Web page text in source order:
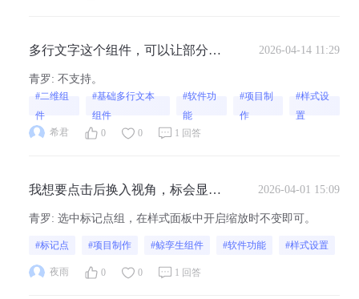
多行文字这个组件，可以让部分文
2026-04-14 11:29
青罗: 不支持。
#二维组
件
#基础多行文本
组件
#软件功
能
#项目制
作
#样式设
置
希君
0 0 1 回答
我想要点击后换入视角，标会显示
2026-04-01 15:09
青罗: 选中标记点组，在样式面板中开启缩放时不变即可。
#标记点 #项目制作 #鲸孪生组件 #软件功能 #样式设置
夜雨 0 0 1 回答